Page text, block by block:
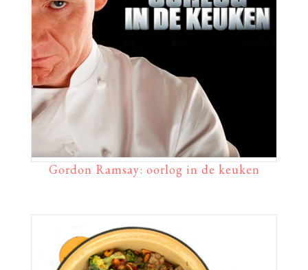
Gordon Ramsay: oorlog in de keuken